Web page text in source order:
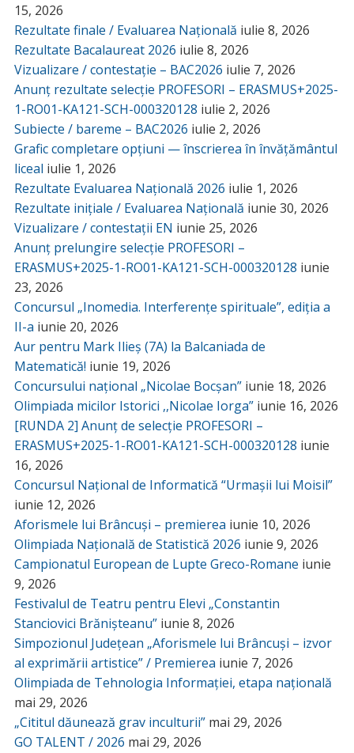
15, 2026
Rezultate finale / Evaluarea Națională iulie 8, 2026
Rezultate Bacalaureat 2026 iulie 8, 2026
Vizualizare / contestație – BAC2026 iulie 7, 2026
Anunț rezultate selecție PROFESORI – ERASMUS+2025-
1-RO01-KA121-SCH-000320128 iulie 2, 2026
Subiecte / bareme – BAC2026 iulie 2, 2026
Grafic completare opțiuni — înscrierea în învățământul
liceal iulie 1, 2026
Rezultate Evaluarea Națională 2026 iulie 1, 2026
Rezultate inițiale / Evaluarea Națională iunie 30, 2026
Vizualizare / contestații EN iunie 25, 2026
Anunț prelungire selecție PROFESORI –
ERASMUS+2025-1-RO01-KA121-SCH-000320128 iunie
23, 2026
Concursul „Inomedia. Interferențe spirituale”, ediția a
II-a iunie 20, 2026
Aur pentru Mark Ilieș (7A) la Balcaniada de
Matematică! iunie 19, 2026
Concursului național „Nicolae Bocșan” iunie 18, 2026
Olimpiada micilor Istorici ,,Nicolae Iorga” iunie 16, 2026
[RUNDA 2] Anunț de selecție PROFESORI –
ERASMUS+2025-1-RO01-KA121-SCH-000320128 iunie
16, 2026
Concursul Național de Informatică “Urmașii lui Moisil”
iunie 12, 2026
Aforismele lui Brâncuși – premierea iunie 10, 2026
Olimpiada Națională de Statistică 2026 iunie 9, 2026
Campionatul European de Lupte Greco-Romane iunie
9, 2026
Festivalul de Teatru pentru Elevi „Constantin
Stanciovici Brănișteanu” iunie 8, 2026
Simpozionul Județean „Aforismele lui Brâncuși – izvor
al exprimării artistice” / Premierea iunie 7, 2026
Olimpiada de Tehnologia Informației, etapa națională
mai 29, 2026
„Cititul dăunează grav inculturii” mai 29, 2026
GO TALENT / 2026 mai 29, 2026